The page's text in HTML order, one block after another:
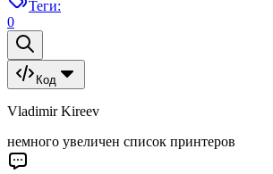
Теги:
0
Код
Vladimir Kireev
немного увеличен список принтеров